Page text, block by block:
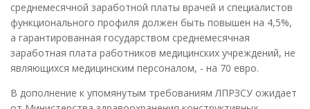
среднемесячной заработной платы врачей и специалистов
функционального профиля должен быть повышен на 4,5%,
а гарантированная государством среднемесячная
заработная плата работников медицинских учреждений, не
являющихся медицинским персоналом, - на 70 евро.
В дополнение к упомянутым требованиям ЛПРЗСУ ожидает